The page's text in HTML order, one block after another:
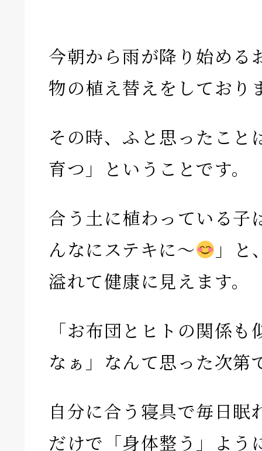
今朝から雨が降り始める
物の植え替えをしており
その時、ふと思ったこと
育つ」ということです。
合う土に植わっている子
んなにステキに〜
」と
溢れて健康に見えます。
「お布団とヒトの関係
なぁ」なんて思った次第
自分に合う寝具で毎日眠
だけで「身体整う」よう